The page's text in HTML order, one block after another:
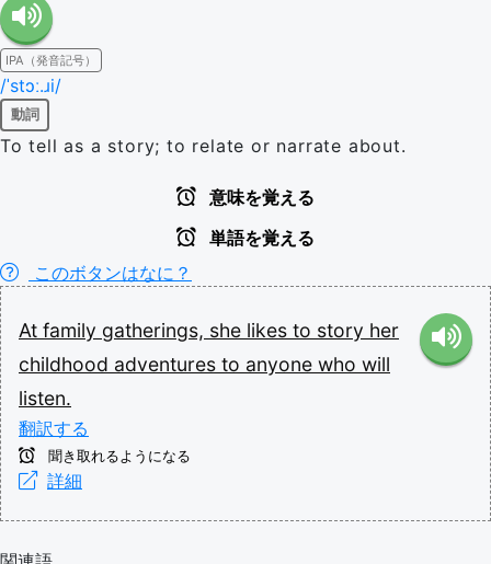
IPA（発音記号）
/ˈstɔː.ɹi/
動詞
To tell as a story; to relate or narrate about.
意味を覚える
単語を覚える
このボタンはなに？
At family gatherings, she likes to story her
childhood adventures to anyone who will
listen.
翻訳する
聞き取れるようになる
詳細